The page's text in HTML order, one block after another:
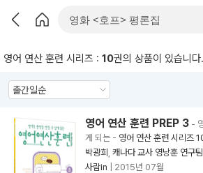
영어 연산 훈련 시리즈 : 10권의 상품이 있습니다.
영어 연산 훈련 PREP 3 -
게 되는 - 영어 연산 훈련 시리즈
박광희 캐나다 교사 영낭훈 연구팀
사람in
2015년 07월